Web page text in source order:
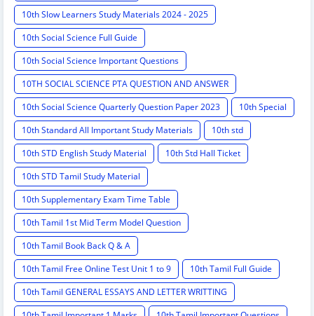
10th Slow Learners Study Materials 2024 - 2025
10th Social Science Full Guide
10th Social Science Important Questions
10TH SOCIAL SCIENCE PTA QUESTION AND ANSWER
10th Social Science Quarterly Question Paper 2023
10th Special
10th Standard All Important Study Materials
10th std
10th STD English Study Material
10th Std Hall Ticket
10th STD Tamil Study Material
10th Supplementary Exam Time Table
10th Tamil 1st Mid Term Model Question
10th Tamil Book Back Q & A
10th Tamil Free Online Test Unit 1 to 9
10th Tamil Full Guide
10th Tamil GENERAL ESSAYS AND LETTER WRITTING